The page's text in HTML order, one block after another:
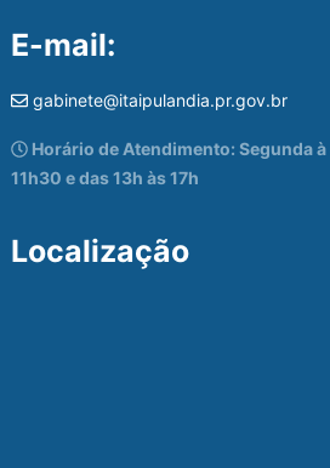
E-mail:
gabinete@itaipulandia.pr.gov.br
Horário de Atendimento: Segunda
11h30 e das 13h às 17h
Localização